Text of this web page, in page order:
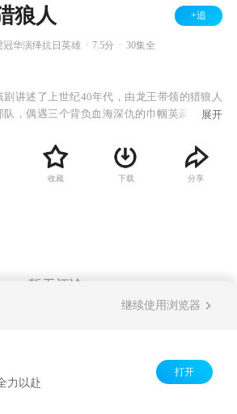
狼人 +追
冠华演绎抗日英雄 7.5分 30集全
剧讲述了上世纪40年代，由龙王带领的猎狼人
队，偶遇三个背负血海深仇的巾帼英豪，在龙
人的清乡阴谋的故事。
展开
收藏 下载 分享
暂无评论
继续使用浏览器
力以赴
打开